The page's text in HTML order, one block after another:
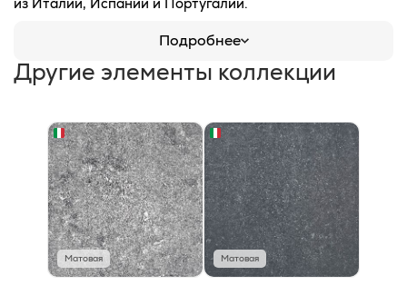
Подробнее
Другие элементы коллекции
Матовая Матовая